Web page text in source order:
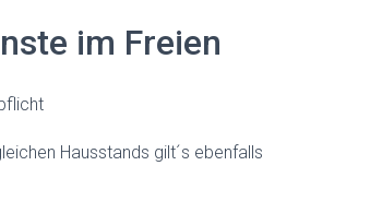
im Freien
Hausstands gilt´s ebenfalls